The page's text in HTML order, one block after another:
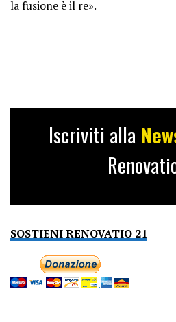
la fusione è il re».
Iscriviti alla
SOSTIENI RENOVATIO 21